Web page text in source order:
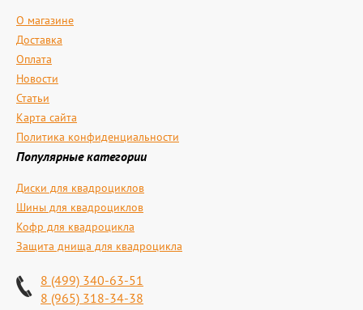
О магазине
Доставка
Оплата
Новости
Статьи
Карта сайта
Политика конфиденциальности
Популярные категории
Диски для квадроциклов
Шины для квадроциклов
Кофр для квадроцикла
Защита днища для квадроцикла
8 (499) 340-63-51
8 (965) 318-34-38